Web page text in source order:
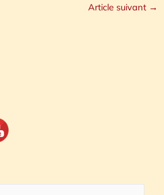
Article suivant →